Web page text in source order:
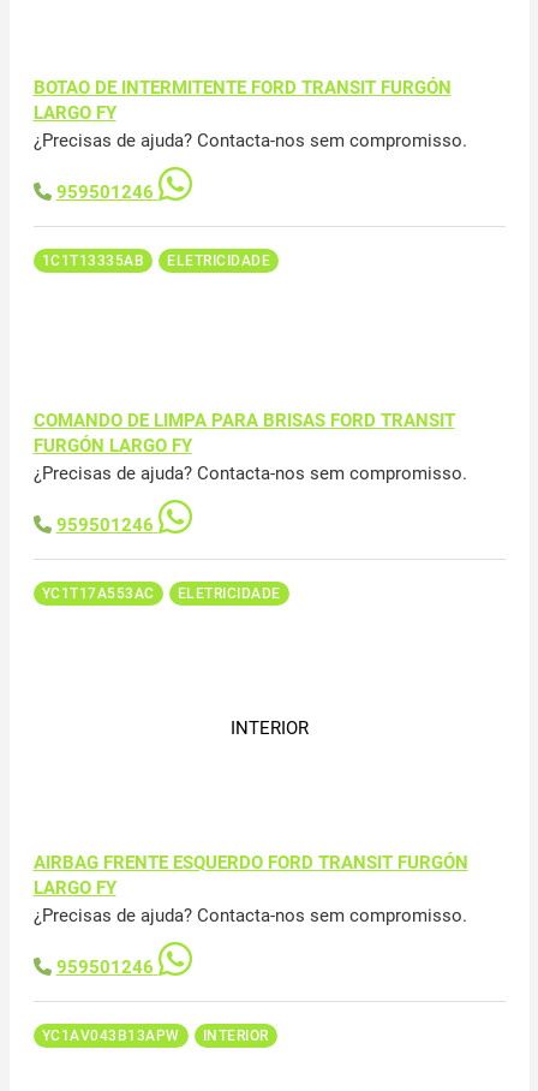
BOTAO DE INTERMITENTE FORD TRANSIT FURGÓN
LARGO FY
¿Precisas de ajuda? Contacta-nos sem compromisso.
959501246
1C1T13335AB ELETRICIDADE
COMANDO DE LIMPA PARA BRISAS FORD TRANSIT
FURGÓN LARGO FY
¿Precisas de ajuda? Contacta-nos sem compromisso.
959501246
YC1T17A553AC ELETRICIDADE
INTERIOR
AIRBAG FRENTE ESQUERDO FORD TRANSIT FURGÓN
LARGO FY
¿Precisas de ajuda? Contacta-nos sem compromisso.
959501246
YC1AV043B13APW INTERIOR